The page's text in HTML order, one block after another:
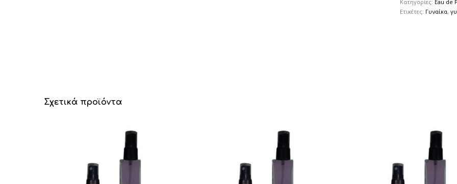
Κατηγορίες: Eau de
Ετικέτες: Γυναίκα,
Σχετικά προϊόντα